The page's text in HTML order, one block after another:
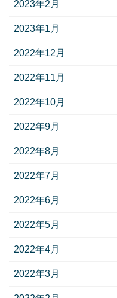
2023年2月
2023年1月
2022年12月
2022年11月
2022年10月
2022年9月
2022年8月
2022年7月
2022年6月
2022年5月
2022年4月
2022年3月